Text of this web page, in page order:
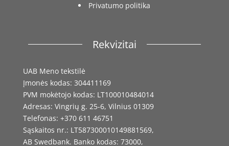
Privatumo politika
Rekvizitai
UAB Meno tekstilė
Įmonės kodas: 304411169
PVM mokėtojo kodas: LT100010484014
Adresas: Vingrių g. 25-6, Vilnius 01309
Telefonas: +370 611 46751
Sąskaitos nr.: LT587300010149881569,
AB Swedbank. Banko kodas: 73000,